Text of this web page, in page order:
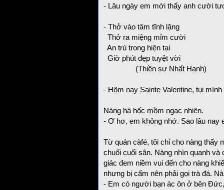
- Lâu ngày em mới thấy anh cười
- Thở vào tâm tĩnh lặng
Thở ra miệng mỉm cười
An trú trong hiện tại
Giờ phút đẹp tuyệt vời
(Thiền sư Nhất Hạnh)
- Hôm nay Sainte Valentine, tụi
Nàng há hốc mồm ngạc nhiên.
- Ơ hơ, em không nhớ. Sao lâu nay
Từ quán càfé, tôi chỉ cho nàng thấy
chuối cuối sân. Nàng nhìn quanh
giác đem niềm vui đến cho nàng
nhưng bị cấm nên phải gọi trà đá.
- Em có người bạn ác ôn ở bên